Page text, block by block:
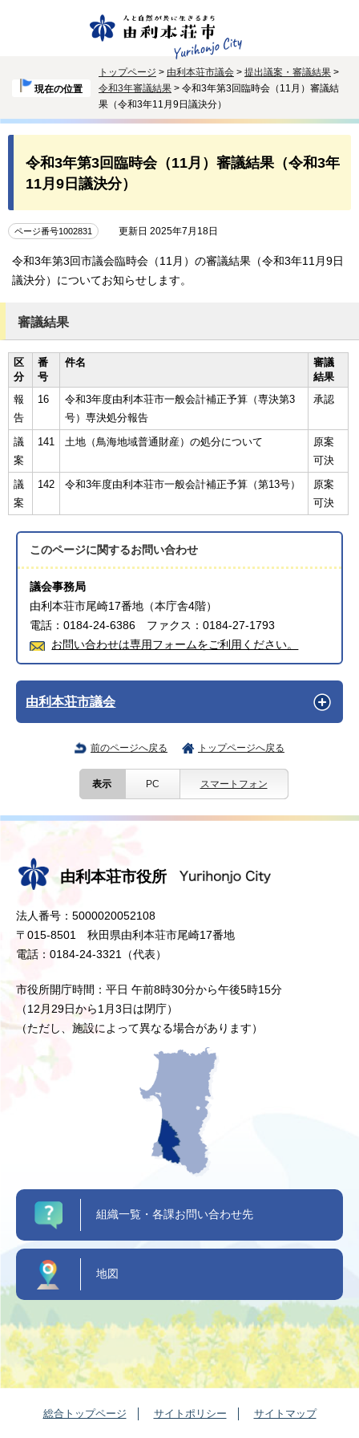
現在の位置
トップページ > 由利本荘市議会 > 提出議案・審議結果 >
令和3年審議結果 > 令和3年第3回臨時会（11月）審議結
果（令和3年11月9日議決分）
令和3年第3回臨時会（11月）審議結果（令和3年
11月9日議決分）
ページ番号1002831 更新日 2025年7月18日
令和3年第3回市議会臨時会（11月）の審議結果（令和3年11月9日
議決分）についてお知らせします。
審議結果
区
分
番
号
件名
審議
結果
報
告
16
令和3年度由利本荘市一般会計補正予算（専決第3
号）専決処分報告
承認
議
案
141 土地（鳥海地域普通財産）の処分について
原案
可決
議
案
142 令和3年度由利本荘市一般会計補正予算（第13号）
原案
可決
このページに関するお問い合わせ
議会事務局
由利本荘市尾崎17番地（本庁舎4階）
電話：0184-24-6386 ファクス：0184-27-1793
お問い合わせは専用フォームをご利用ください。
由利本荘市議会
前のページへ戻る トップページへ戻る
表示 PC スマートフォン
由利本荘市役所
法人番号：5000020052108
〒015-8501 秋田県由利本荘市尾崎17番地
電話：0184-24-3321（代表）
市役所開庁時間：平日 午前8時30分から午後5時15分
（12月29日から1月3日は閉庁）
（ただし、施設によって異なる場合があります）
組織一覧・各課お問い合わせ先
地図
総合トップページ サイトポリシー サイトマップ